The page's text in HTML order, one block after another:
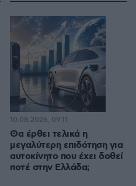
Θα έρθει τελικά η
μεγαλύτερη επιδότηση για
αυτοκίνητο που έχει δοθεί
ποτέ στην Ελλάδα;
10.08.2026, 09:11